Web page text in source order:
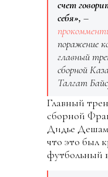
счет
себя», –
поражение
главный
сборной
Талгат
Главный
сборной
Дидье Дешам
что это был
футбольный